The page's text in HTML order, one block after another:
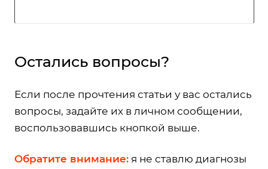
Остались вопросы?
Если после прочтения статьи у вас остались
вопросы, задайте их в личном сообщении,
воспользовавшись кнопкой выше.
Обратите внимание: я не ставлю диагнозы